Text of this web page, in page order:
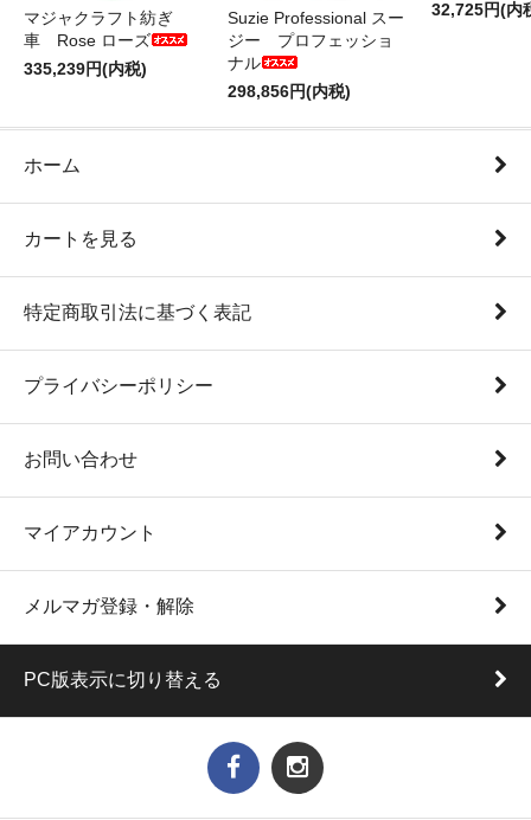
マジャクラフト紡ぎ
車 Rose ローズ
335,239円(内税)
Suzie Professional スー
ジー プロフェッショ
ナル
298,856円(内税)
32,725円(内
ホーム
カートを見る
特定商取引法に基づく表記
プライバシーポリシー
お問い合わせ
マイアカウント
メルマガ登録・解除
PC版表示に切り替える